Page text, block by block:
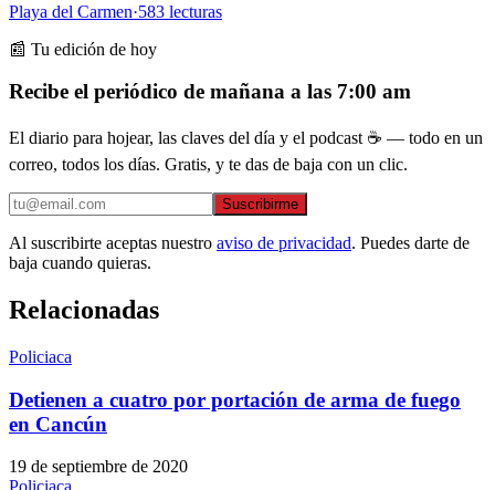
Playa del Carmen·583 lecturas
📰 Tu edición de hoy
Recibe el periódico de mañana a las 7:00 am
El diario para hojear, las claves del día y el podcast ☕ — todo en un
correo, todos los días. Gratis, y te das de baja con un clic.
Suscribirme
Al suscribirte aceptas nuestro aviso de privacidad. Puedes darte de
baja cuando quieras.
Relacionadas
Policiaca
Detienen a cuatro por portación de arma de fuego
en Cancún
19 de septiembre de 2020